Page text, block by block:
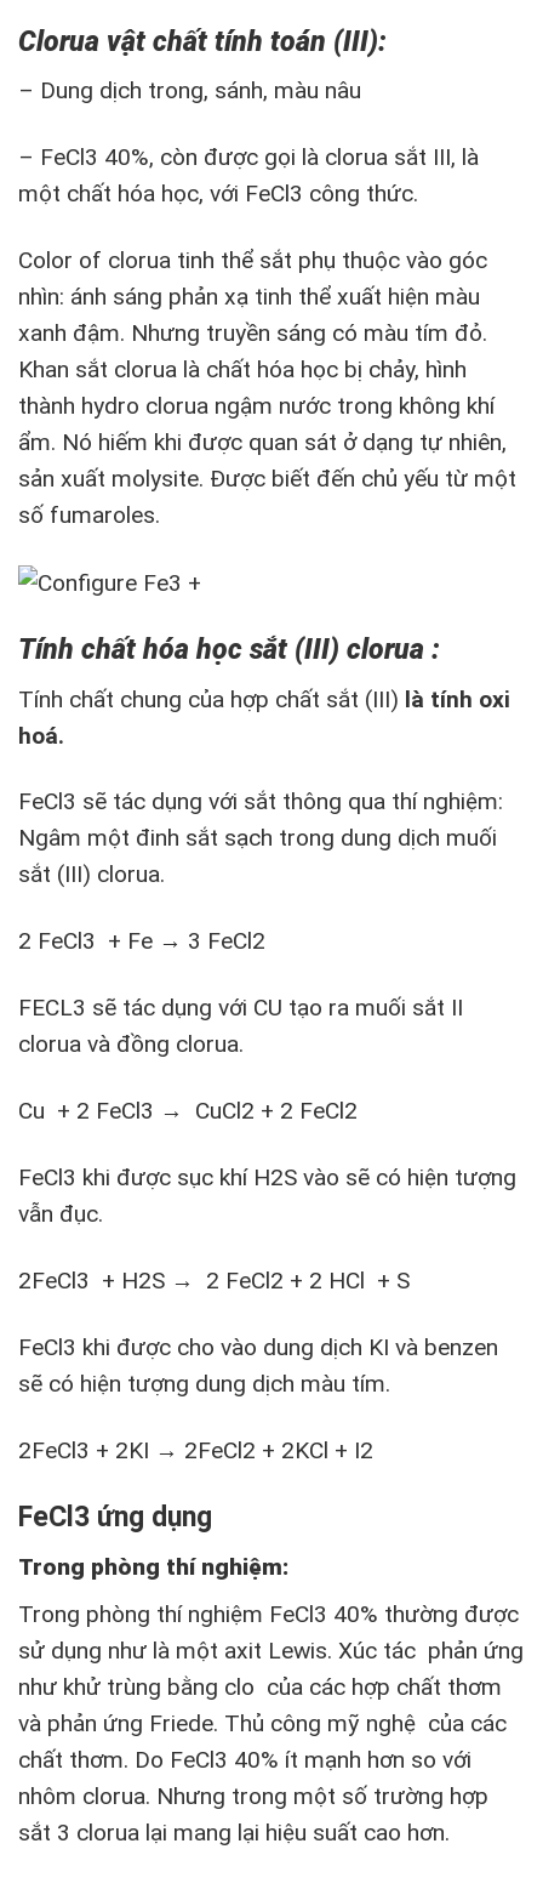
Clorua vật chất tính toán (III):
– Dung dịch trong, sánh, màu nâu
– FeCl3 40%, còn được gọi là clorua sắt III, là
một chất hóa học, với FeCl3 công thức.
Color of clorua tinh thể sắt phụ thuộc vào góc
nhìn: ánh sáng phản xạ tinh thể xuất hiện màu
xanh đậm. Nhưng truyền sáng có màu tím đỏ.
Khan sắt clorua là chất hóa học bị chảy, hình
thành hydro clorua ngậm nước trong không khí
ẩm. Nó hiếm khi được quan sát ở dạng tự nhiên,
sản xuất molysite. Được biết đến chủ yếu từ một
số fumaroles.
Tính chất hóa học sắt (III) clorua :
Tính chất chung của hợp chất sắt (III) là tính oxi
hoá.
FeCl3 sẽ tác dụng với sắt thông qua thí nghiệm:
Ngâm một đinh sắt sạch trong dung dịch muối
sắt (III) clorua.
2 FeCl3 + Fe → 3 FeCl2
FECL3 sẽ tác dụng với CU tạo ra muối sắt II
clorua và đồng clorua.
Cu + 2 FeCl3 → CuCl2 + 2 FeCl2
FeCl3 khi được sục khí H2S vào sẽ có hiện tượng
vẫn đục.
2FeCl3 + H2S → 2 FeCl2 + 2 HCl + S
FeCl3 khi được cho vào dung dịch KI và benzen
sẽ có hiện tượng dung dịch màu tím.
2FeCl3 + 2KI → 2FeCl2 + 2KCl + I2
FeCl3 ứng dụng
Trong phòng thí nghiệm:
Trong phòng thí nghiệm FeCl3 40% thường được
sử dụng như là một axit Lewis. Xúc tác phản ứng
như khử trùng bằng clo của các hợp chất thơm
và phản ứng Friede. Thủ công mỹ nghệ của các
chất thơm. Do FeCl3 40% ít mạnh hơn so với
nhôm clorua. Nhưng trong một số trường hợp
sắt 3 clorua lại mang lại hiệu suất cao hơn.